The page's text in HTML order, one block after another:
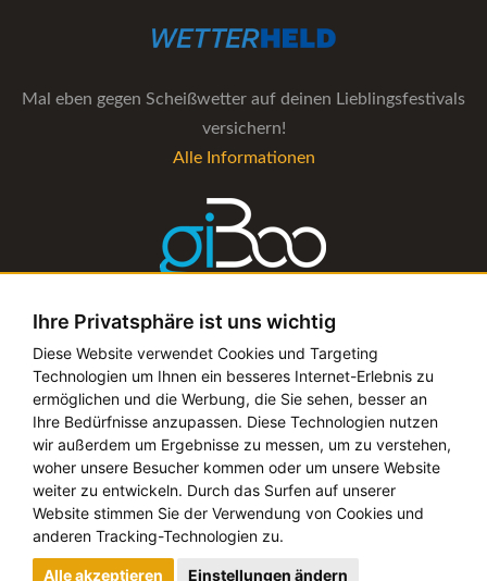
Ihre Privatsphäre ist uns wichtig
Diese Website verwendet Cookies und Targeting
Technologien um Ihnen ein besseres Internet-Erlebnis zu
ermöglichen und die Werbung, die Sie sehen, besser an
Ihre Bedürfnisse anzupassen. Diese Technologien nutzen
wir außerdem um Ergebnisse zu messen, um zu verstehen,
woher unsere Besucher kommen oder um unsere Website
weiter zu entwickeln. Durch das Surfen auf unserer
Website stimmen Sie der Verwendung von Cookies und
anderen Tracking-Technologien zu.
Alle akzeptieren Einstellungen ändern
Mal eben gegen Scheißwetter auf deinen Lieblingsfestivals
versichern!
Alle Informationen
Die Verwaltungs-Software für alle Künstler- und
Bookingagenturen
Alle Informationen
Copyright © 2019 - 2026 festival-alarm.com | ein